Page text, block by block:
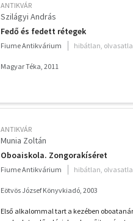
ANTIKVÁR
Szilágyi András
Fedő és fedett rétegek
Fiume Antikvárium hibátlan,
Magyar Téka, 2011
ANTIKVÁR
Munia Zoltán
Oboaiskola. Zongorakíséret
Fiume Antikvárium hibátlan,
Eötvös József Könyvkiadó, 2003
Első alkalommal tart a kezében